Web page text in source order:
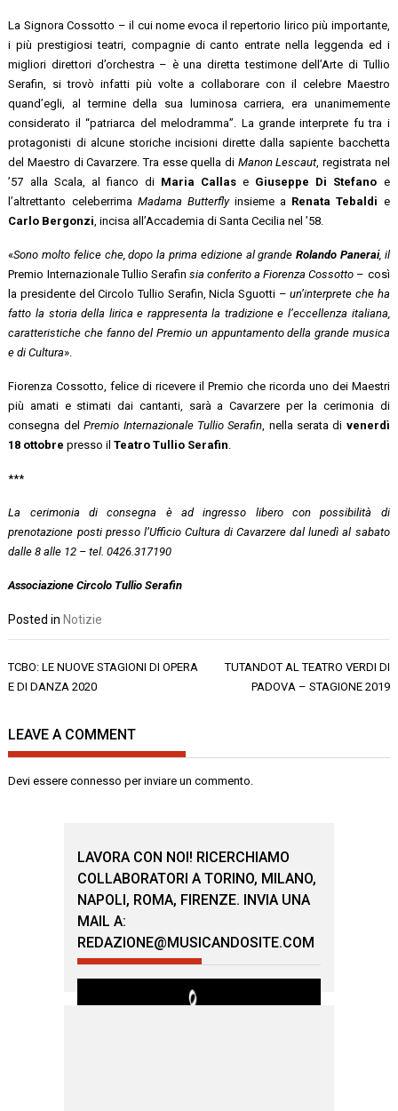
La Signora Cossotto – il cui nome evoca il repertorio lirico più importante,
i più prestigiosi teatri, compagnie di canto entrate nella leggenda ed i
migliori direttori d’orchestra – è una diretta testimone dell’Arte di Tullio
Serafin, si trovò infatti più volte a collaborare con il celebre Maestro
quand’egli, al termine della sua luminosa carriera, era unanimemente
considerato il “patriarca del melodramma”. La grande interprete fu tra i
protagonisti di alcune storiche incisioni dirette dalla sapiente bacchetta
del Maestro di Cavarzere. Tra esse quella di Manon Lescaut, registrata nel
’57 alla Scala, al fianco di Maria Callas e Giuseppe Di Stefano e
l’altrettanto celeberrima Madama Butterflyinsieme a Renata Tebaldi e
Carlo Bergonzi, incisa all’Accademia di Santa Cecilia nel ’58.
«Sono molto felice che, dopo la prima edizione al grandeRolando Panerai, il
Premio Internazionale Tullio Serafin sia conferito a Fiorenza Cossotto – così
la presidente del Circolo Tullio Serafin, Nicla Sguotti – un’interprete che ha
fatto la storia della lirica e rappresenta la tradizione e l’eccellenza italiana,
caratteristiche che fanno del Premio un appuntamento della grande musica
e di Cultura».
Fiorenza Cossotto, felice di ricevere il Premio che ricorda uno dei Maestri
più amati e stimati dai cantanti, sarà a Cavarzere per la cerimonia di
consegna delPremio Internazionale Tullio Serafin, nella serata di venerdì
18 ottobre presso ilTeatro Tullio Serafin.
***
La cerimonia di consegna è ad ingresso libero con possibilità di
prenotazione posti presso l’Ufficio Cultura di Cavarzere dal lunedì al sabato
dalle 8 alle 12 – tel. 0426.317190
Associazione Circolo Tullio Serafin
Posted in Notizie
Navigazione
articoli
TCBO: LE NUOVE STAGIONI DI OPERA
E DI DANZA 2020
TUTANDOT AL TEATRO VERDI DI
PADOVA – STAGIONE 2019
LEAVE A COMMENT
Devi essereconnesso per inviare un commento.
LAVORA CON NOI! RICERCHIAMO
COLLABORATORI A TORINO, MILANO,
NAPOLI, ROMA, FIRENZE. INVIA UNA
MAIL A:
REDAZIONE@MUSICANDOSITE.COM